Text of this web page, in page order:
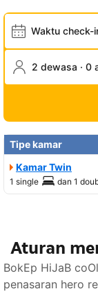
Waktu check-
2 dewasa · 0
Tipe kamar
Kamar Twin
1 single dan 1
Aturan
BokEp HiJaB
penasaran hero